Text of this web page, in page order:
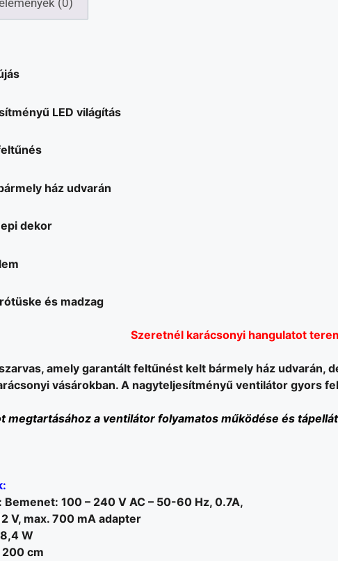
(0)
LED világítás
ház udvarán
dekor
és madzag
Szeretnél karácsonyi hangulatot
amely garantált feltűnést kelt bármely ház udvarán,
vásárokban. A nagyteljesítményű ventilátor gyors
megtartásához a ventilátor folyamatos működése és
100 – 240 V AC – 50-60 Hz, 0.7A,
V, max. 700 mA adapter
W
200 cm